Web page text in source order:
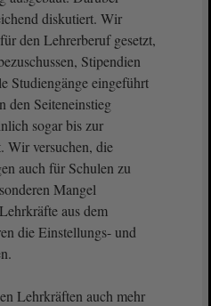
diskutiert. Wir
den Lehrerberuf gesetzt,
Stipendien
Studiengänge eingeführt
den Seiteneinstieg
sogar bis zur
Wir versuchen, die
auch für Schulen zu
Mangel
aus dem
die Einstellungs- und
Lehrkräften auch mehr